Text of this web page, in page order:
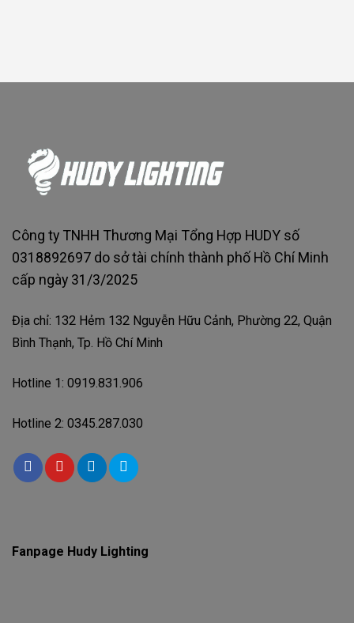
Công ty TNHH Thương Mại Tổng Hợp HUDY số
0318892697 do sở tài chính thành phố Hồ Chí Minh
cấp ngày 31/3/2025
Địa chỉ: 132 Hẻm 132 Nguyễn Hữu Cảnh, Phường 22, Quận
Bình Thạnh, Tp. Hồ Chí Minh
Hotline 1: 0919.831.906
Hotline 2: 0345.287.030
Fanpage Hudy Lighting